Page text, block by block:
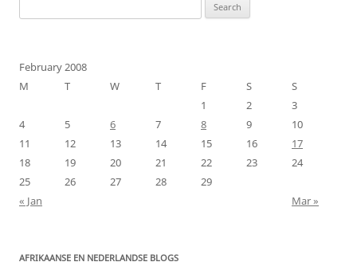
for:
February 2008
M
T W T F S
S
1
2
3
4
5 6 7 8 9
10
11
12 13 14 15 16
17
18
19 20 21 22 23
24
25
26 27 28
29
« Jan
Mar »
AFRIKAANSE EN NEDERLANDSE BLOGS